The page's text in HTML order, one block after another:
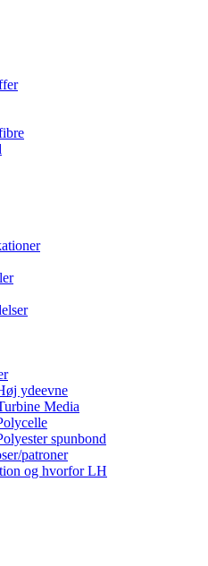
ydeevne
Media
spunbond
patroner
og hvorfor LH